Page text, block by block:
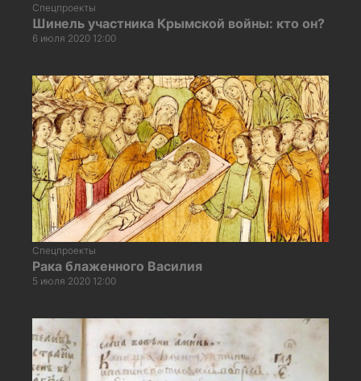
Спецпроекты
Шинель участника Крымской войны: кто он?
6 июля 2020 12:00
Спецпроекты
Рака блаженного Василия
5 июля 2020 12:00